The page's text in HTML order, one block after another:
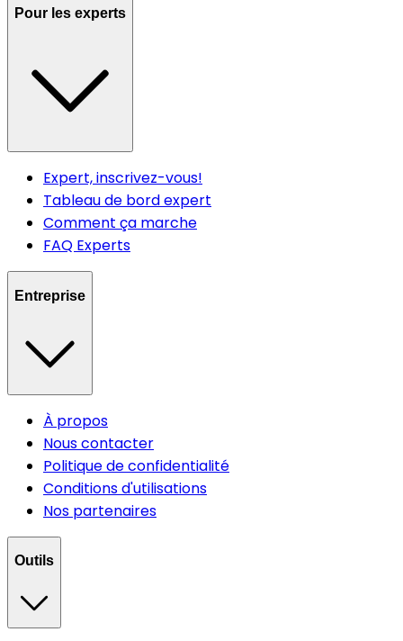
Pour les experts
Expert, inscrivez-vous!
Tableau de bord expert
Comment ça marche
FAQ Experts
Entreprise
À propos
Nous contacter
Politique de confidentialité
Conditions d'utilisations
Nos partenaires
Outils